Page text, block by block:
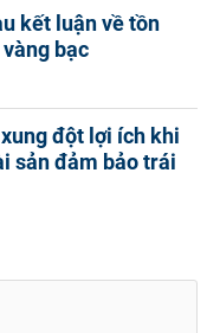
kết luận về tồn
bạc
đột lợi ích khi
sản đảm bảo trái